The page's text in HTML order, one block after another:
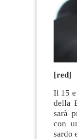
[red]
Il 15
della
sarà
con
sardo